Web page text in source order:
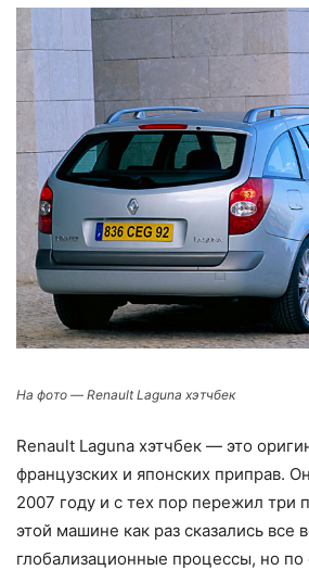
На фото — Renault Laguna хэтчбек
Renault Laguna хэтчбек — это
французских и японских приправ.
2007 году и с тех пор пережил три
этой машине как раз сказались все
глобализационные процессы, но